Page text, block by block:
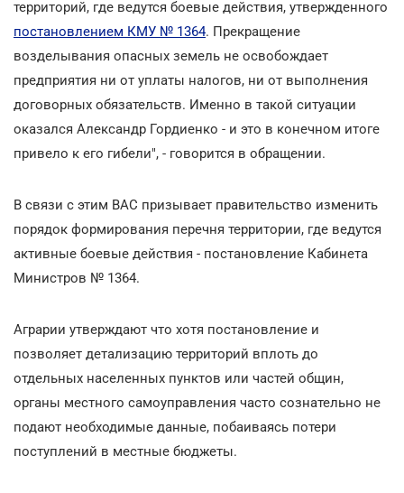
территорий, где ведутся боевые действия, утвержденного
постановлением КМУ № 1364. Прекращение
возделывания опасных земель не освобождает
предприятия ни от уплаты налогов, ни от выполнения
договорных обязательств. Именно в такой ситуации
оказался Александр Гордиенко - и это в конечном итоге
привело к его гибели", - говорится в обращении.
В связи с этим ВАС призывает правительство изменить
порядок формирования перечня территории, где ведутся
активные боевые действия - постановление Кабинета
Министров № 1364.
Аграрии утверждают что хотя постановление и
позволяет детализацию территорий вплоть до
отдельных населенных пунктов или частей общин,
органы местного самоуправления часто сознательно не
подают необходимые данные, побаиваясь потери
поступлений в местные бюджеты.